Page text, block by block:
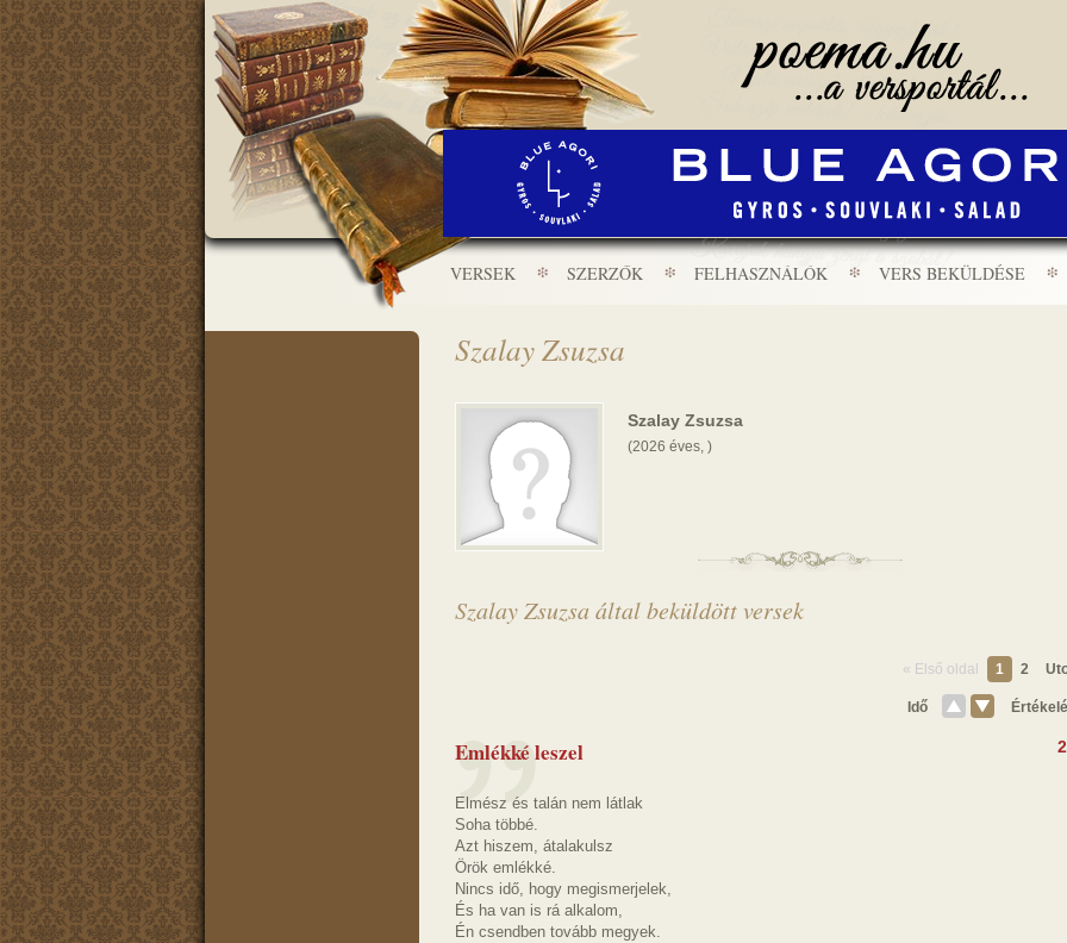
VERSEK SZERZŐK FELHASZNÁLÓK VERS BEKÜLDÉSE
Szalay Zsuzsa
Szalay Zsuzsa
(2026 éves, )
Szalay Zsuzsa által beküldött versek
« Első oldal 1 2
Idő
Emlékké leszel
Elmész és talán nem látlak
Soha többé.
Azt hiszem, átalakulsz
Örök emlékké.
Nincs idő, hogy megismerjelek,
És ha van is rá alkalom,
Én csendben tovább megyek.